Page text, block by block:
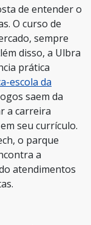
de entender o
O curso de
sempre
disso, a Ulbra
prática
escola da
saem da
a carreira
seu currículo.
o parque
a
atendimentos